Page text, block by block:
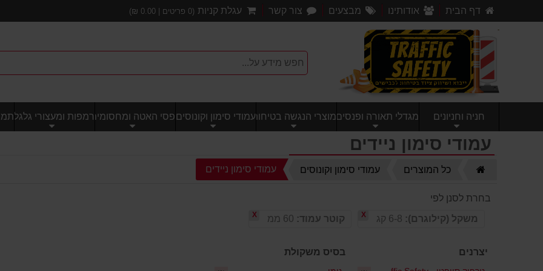
דף הבית אודותינו מבצעים צור קשר עגלת קניות (
0 פריטים | 0.00
₪)
חניה וחניונים מגדלי תאורה ופנסיםמוצרי הנגשה בטיחותיעמודי סימון וקונוסיםפסי האטה ומחסומיםרמפות ומעצורי גלגל
עמודי סימון ניידים
כל המוצרים עמודי סימון וקונוסים עמודי סימון ניידים
בחרת לסנן לפי
משקל (קילוגרם):
X קוטר עמוד: X
יצרנים בסיס משקולת